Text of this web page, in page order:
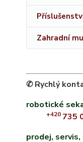
Zahradní
✆ Rychlý
robotické
+420 735
prodej, servis,